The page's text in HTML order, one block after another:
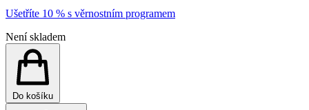
Ušetříte 10 % s věrnostním programem
Není skladem
Do košíku